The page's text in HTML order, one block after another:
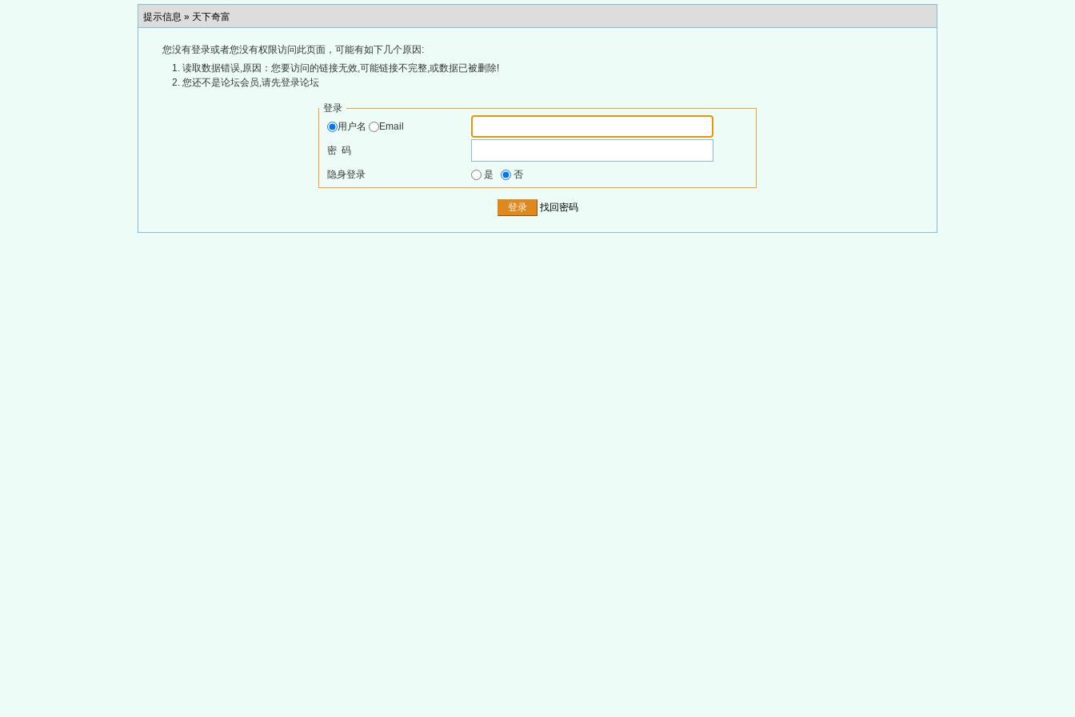
提示信息 » 天下奇富
您没有登录或者您没有权限访问此页面，可能有如下几个原因:
读取数据错误,原因：您要访问的链接无效,可能链接不完整,或数据已被删除!
您还不是论坛会员,请先登录论坛
登录
用户名
Email
密 码
隐身登录 是 否
找回密码